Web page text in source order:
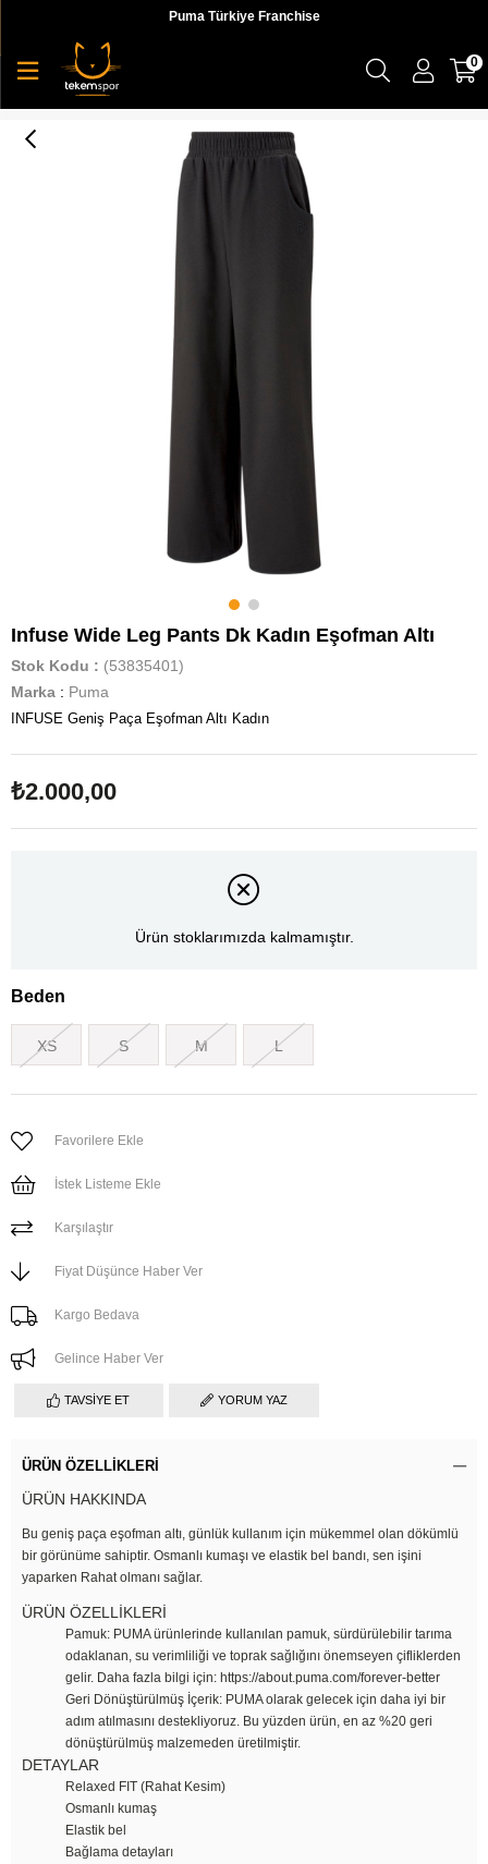
Puma Türkiye Franchise
0
Infuse Wide Leg Pants Dk Kadın Eşofman Altı
Stok Kodu
(53835401)
Marka : Puma
INFUSE Geniş Paça Eşofman Altı Kadın
₺2.000,00
Ürün stoklarımızda kalmamıştır.
Beden
XS S M L
Favorilere Ekle
İstek Listeme Ekle
Karşılaştır
Fiyat Düşünce Haber Ver
Kargo Bedava
Gelince Haber Ver
TAVSIYE ET YORUM YAZ
ÜRÜN ÖZELLIKLERI
ÜRÜN HAKKINDA
Bu geniş paça eşofman altı, günlük kullanım için mükemmel olan dökümlü
bir görünüme sahiptir. Osmanlı kumaşı ve elastik bel bandı, sen işini
yaparken Rahat olmanı sağlar.
ÜRÜN ÖZELLİKLERİ
Pamuk: PUMA ürünlerinde kullanılan pamuk, sürdürülebilir tarıma
odaklanan, su verimliliği ve toprak sağlığını önemseyen çifliklerden
gelir. Daha fazla bilgi için: https://about.puma.com/forever-better
Geri Dönüştürülmüş İçerik: PUMA olarak gelecek için daha iyi bir
adım atılmasını destekliyoruz. Bu yüzden ürün, en az %20 geri
dönüştürülmüş malzemeden üretilmiştir.
DETAYLAR
Relaxed FIT (Rahat Kesim)
Osmanlı kumaş
Elastik bel
Bağlama detayları